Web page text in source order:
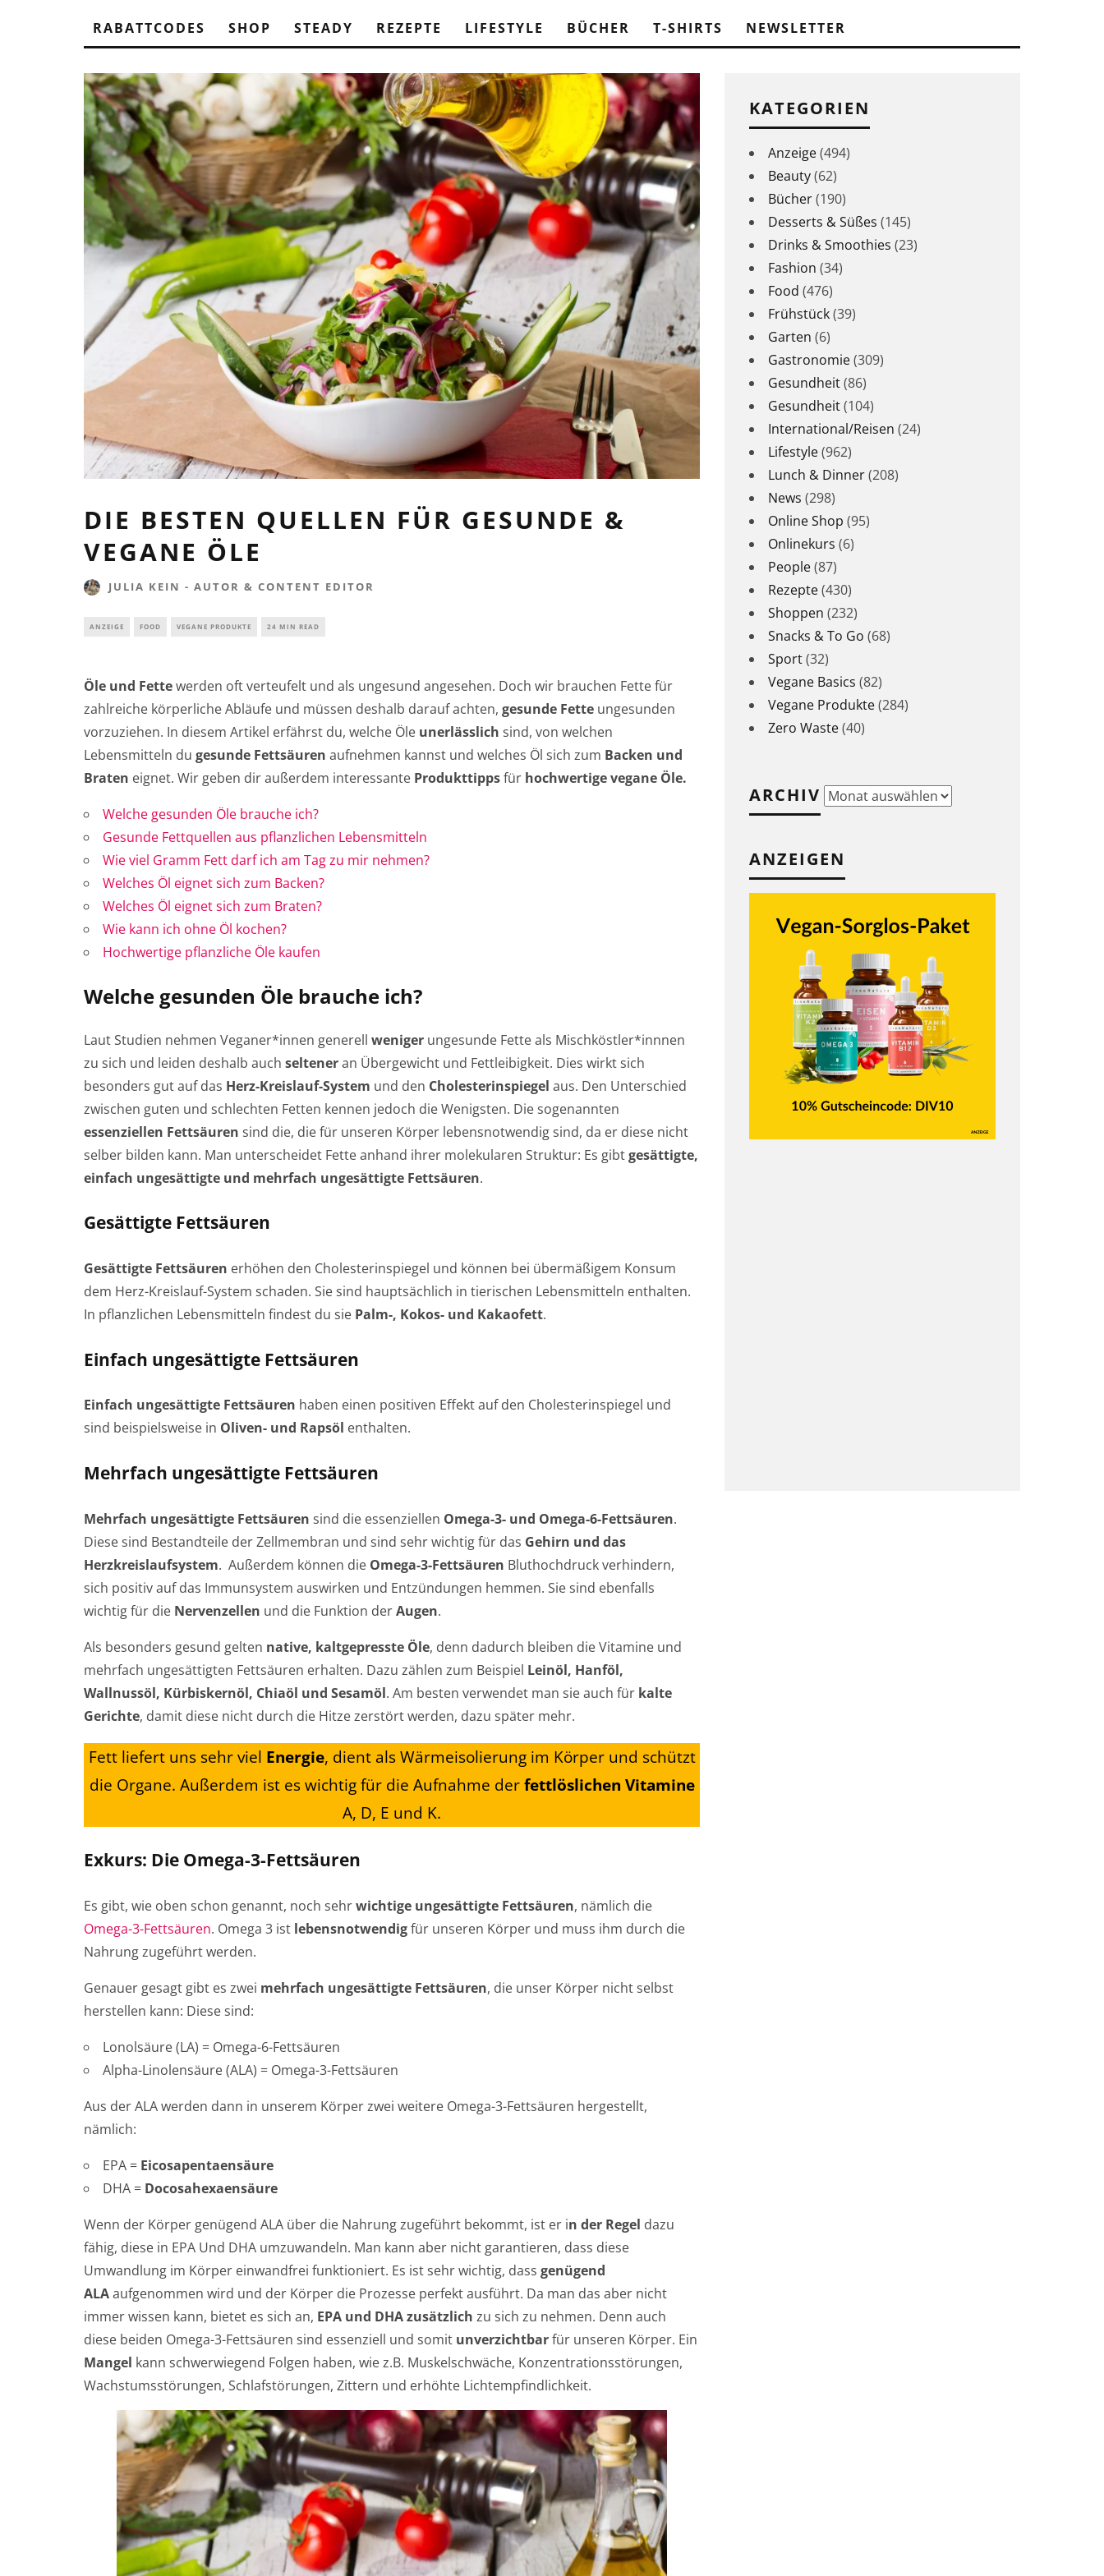
RABATTCODES SHOP STEADY REZEPTE LIFESTYLE BÜCHER T-SHIRTS NEWSLETTER
DIE BESTEN QUELLEN FÜR GESUNDE &
VEGANE ÖLE
JULIA KEIN - AUTOR & CONTENT EDITOR
ANZEIGE FOOD VEGANE PRODUKTE 24 MIN READ
Öle und Fettewerden oft verteufelt und als ungesund angesehen. Doch wir brauchen Fette für
zahlreiche körperliche Abläufe und müssen deshalb darauf achten, gesunde Fette ungesunden
vorzuziehen. In diesem Artikel erfährst du, welche Öle unerlässlich sind, von welchen
Lebensmitteln du gesunde Fettsäuren aufnehmen kannst und welches Öl sich zum Backen und
Braten eignet. Wir geben dir außerdem interessante Produkttippsfür hochwertige vegane Öle.
Welche gesunden Öle brauche ich?
Gesunde Fettquellen aus pflanzlichen Lebensmitteln
Wie viel Gramm Fett darf ich am Tag zu mir nehmen?
Welches Öl eignet sich zum Backen?
Welches Öl eignet sich zum Braten?
Wie kann ich ohne Öl kochen?
Hochwertige pflanzliche Öle kaufen
Welche gesunden Öle brauche ich?
Laut Studien nehmen Veganer*innen generell weniger ungesunde Fette als Mischköstler*innnen
zu sich und leiden deshalb auch selteneran Übergewicht und Fettleibigkeit. Dies wirkt sich
besonders gut auf das Herz-Kreislauf-System und den Cholesterinspiegel aus. Den Unterschied
zwischen guten und schlechten Fetten kennen jedoch die Wenigsten. Die sogenannten
essenziellen Fettsäuren sind die, die für unseren Körper lebensnotwendig sind, da er diese nicht
selber bilden kann. Man unterscheidet Fette anhand ihrer molekularen Struktur: Es gibtgesättigte,
einfach ungesättigte und mehrfach ungesättigte Fettsäuren.
Gesättigte Fettsäuren
Gesättigte Fettsäuren erhöhen den Cholesterinspiegel und können bei übermäßigem Konsum
dem Herz-Kreislauf-System schaden. Sie sind hauptsächlich in tierischen Lebensmitteln enthalten.
In pflanzlichen Lebensmitteln findest du sie Palm-, Kokos- und Kakaofett.
Einfach ungesättigte Fettsäuren
Einfach ungesättigte Fettsäuren haben einen positiven Effekt auf den Cholesterinspiegel und
sind beispielsweise in Oliven- und Rapsöl enthalten.
Mehrfach ungesättigte Fettsäuren
Mehrfach ungesättigte Fettsäuren sind die essenziellen Omega-3- und Omega-6-Fettsäuren.
Diese sind Bestandteile der Zellmembran und sind sehr wichtig für das Gehirn und das
Herzkreislaufsystem. Außerdem können die Omega-3-Fettsäuren Bluthochdruck verhindern,
sich positiv auf das Immunsystem auswirken und Entzündungen hemmen. Sie sind ebenfalls
wichtig für die Nervenzellen und die Funktion derAugen.
Als besonders gesund gelten native, kaltgepresste Öle, denn dadurch bleiben die Vitamine und
mehrfach ungesättigten Fettsäuren erhalten. Dazu zählen zum Beispiel Leinöl, Hanföl,
Wallnussöl, Kürbiskernöl, Chiaöl und Sesamöl. Am besten verwendet man sie auch für kalte
Gerichte, damit diese nicht durch die Hitze zerstört werden, dazu später mehr.
Fett liefert uns sehr viel Energie, dient als Wärmeisolierung im Körper und schützt
die Organe. Außerdem ist es wichtig für die Aufnahme derfettlöslichen Vitamine
A, D, E und K.
Exkurs: Die Omega-3-Fettsäuren
Es gibt, wie oben schon genannt, noch sehrwichtige ungesättigte Fettsäuren, nämlich die
Omega-3-Fettsäuren. Omega 3 ist lebensnotwendigfür unseren Körper und muss ihm durch die
Nahrung zugeführt werden.
Genauer gesagt gibt es zwei mehrfach ungesättigte Fettsäuren, die unser Körper nicht selbst
herstellen kann: Diese sind:
Lonolsäure (LA) = Omega-6-Fettsäuren
Alpha-Linolensäure (ALA) = Omega-3-Fettsäuren
Aus der ALA werden dann in unserem Körper zwei weitere Omega-3-Fettsäuren hergestellt,
nämlich:
EPA = Eicosapentaensäure
DHA = Docosahexaensäure
Wenn der Körper genügend ALA über die Nahrung zugeführt bekommt, ist er in der Regel dazu
fähig, diese in EPA Und DHA umzuwandeln. Man kann aber nicht garantieren, dass diese
Umwandlung im Körper einwandfrei funktioniert. Es ist sehr wichtig, dass genügend
ALAaufgenommen wird und der Körper die Prozesse perfekt ausführt. Da man das aber nicht
immer wissen kann, bietet es sich an, EPA und DHA zusätzlich zu sich zu nehmen. Denn auch
diese beiden Omega-3-Fettsäuren sind essenziell und somit unverzichtbarfür unseren Körper. Ein
Mangel kann schwerwiegend Folgen haben, wie z.B. Muskelschwäche, Konzentrationsstörungen,
Wachstumsstörungen, Schlafstörungen, Zittern und erhöhte Lichtempfindlichkeit.
KATEGORIEN
Anzeige(494)
Beauty(62)
Bücher(190)
Desserts & Süßes (145)
Drinks & Smoothies (23)
Fashion (34)
Food (476)
Frühstück(39)
Garten (6)
Gastronomie(309)
Gesundheit(86)
Gesundheit(104)
International/Reisen (24)
Lifestyle(962)
Lunch & Dinner(208)
News (298)
Online Shop (95)
Onlinekurs (6)
People(87)
Rezepte(430)
Shoppen (232)
Snacks & To Go (68)
Sport(32)
Vegane Basics (82)
Vegane Produkte(284)
Zero Waste(40)
ARCHIV Archiv
ANZEIGEN